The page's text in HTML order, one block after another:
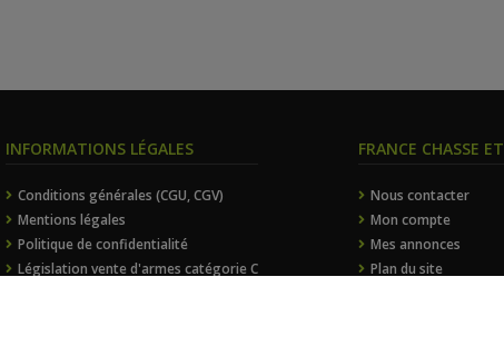
INFORMATIONS LÉGALES
Conditions générales (CGU, CGV)
Mentions légales
Politique de confidentialité
Législation vente d'armes catégorie C
FRANCE CHASSE
Nous contacter
Mon compte
Mes annonces
Plan du site